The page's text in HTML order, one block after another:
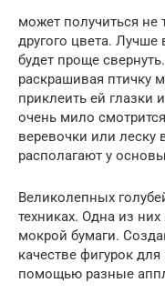
может получиться
другого цвета. Лучше
будет проще
раскрашивая птичку
приклеить ей глазки
очень мило
веревочки или леску
располагают у
Великолепных
техниках. Одна из
мокрой бумаги.
качестве фигурок
помощью разные